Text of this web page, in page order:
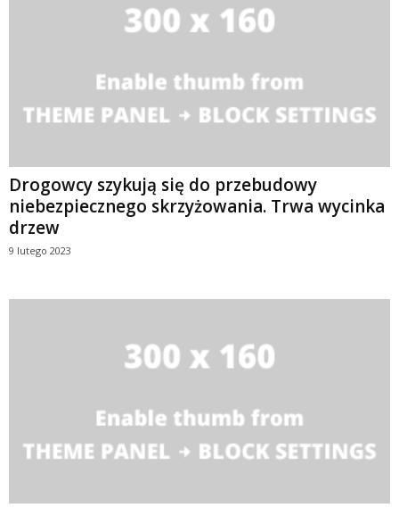
Drogowcy szykują się do przebudowy
niebezpiecznego skrzyżowania. Trwa wycinka
drzew
9 lutego 2023